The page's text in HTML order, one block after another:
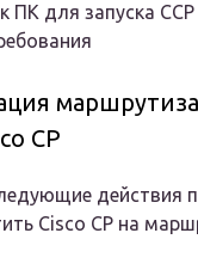
ПК для запуска
CP
действия
Cisco CP на